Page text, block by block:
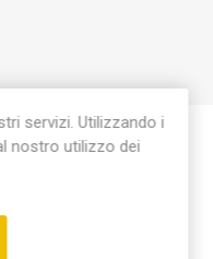
servizi. Utilizzando i
nostro utilizzo dei